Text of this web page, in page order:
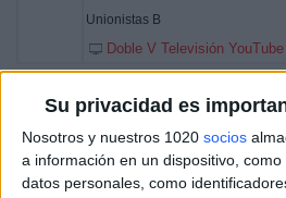
Su privacidad es
Nosotros y nuestros 1020 socios
a información en un dispositivo,
datos personales, como
Unionistas B
Doble V Televisión YouTube